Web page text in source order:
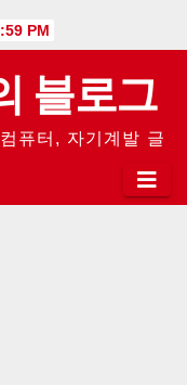
PM
블로그
퓨터, 자기계발 글